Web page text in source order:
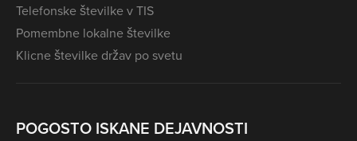
Telefonske številke v TIS
Pomembne lokalne številke
Klicne številke držav po svetu
POGOSTO ISKANE DEJAVNOSTI